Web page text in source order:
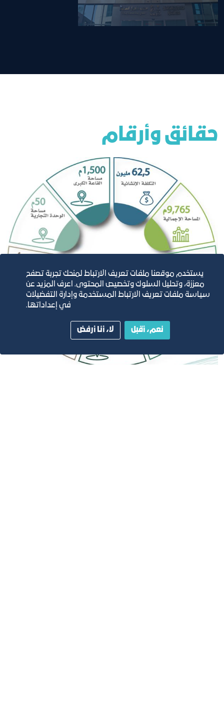
حقائق وأرقام
يستخدم موقعنا ملفات تعريف الارتباط لمنحك تجربة تصفح
معززة، وتحليل السلوك وتخصيص المحتوى. اعرف المزيد عن
سياسة ملفات تعريف الارتباط المستخدمة وإدارة التفضيلات
في إعداداتها.
نعم، أقبل لا، أنا أرفض